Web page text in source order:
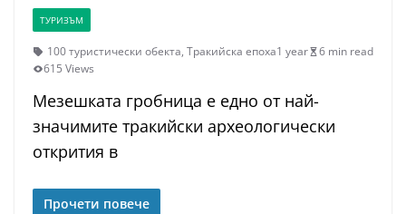
ТУРИЗЪМ
100 туристически обекта, Тракийска епоха1 year
6 min read
615 Views
Мезешката гробница е едно от най-
значимите тракийски археологически
открития в
Прочети повече